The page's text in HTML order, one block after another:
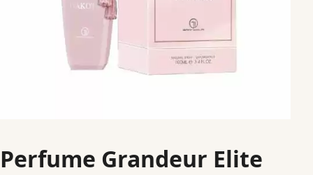
Perfume Grandeur Elite